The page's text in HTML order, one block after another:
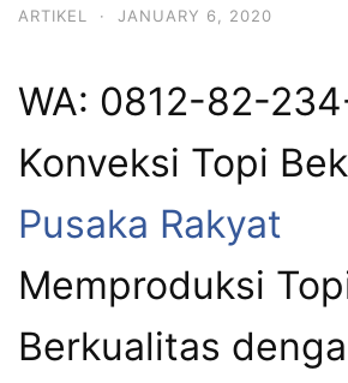
ARTIKEL · JANUARY 6, 2020
WA: 0812-82-
Konveksi Topi
Pusaka Rakyat
Memproduksi
Berkualitas